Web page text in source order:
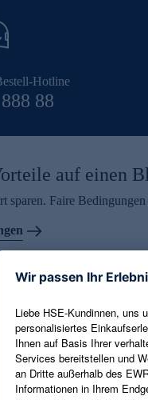
Hotline
88
auf einen
sparen. Faire
€ Gutschein erhalten
abonnieren und
E-Mail erhalten. Als
Eine